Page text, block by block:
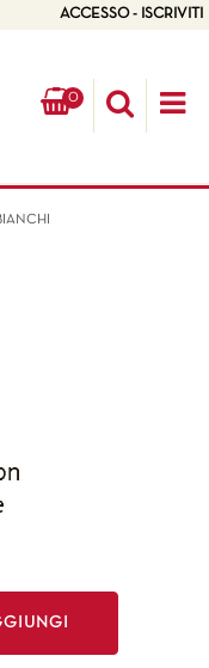
ACCESSO - ISCRIVITI
0